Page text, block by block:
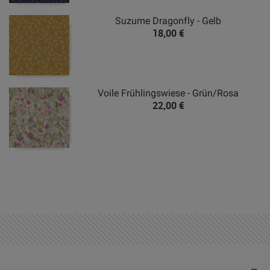
Suzume Dragonfly - Gelb
18,00 €
Voile Frühlingswiese - Grün/Rosa
22,00 €